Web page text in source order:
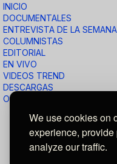
We use cookies on
experience,
analyze our traffic.
INICIO
DOCUMENTALES
ENTREVISTA DE LA SEMANA
COLUMNISTAS
EDITORIAL
EN VIVO
VIDEOS TREND
DESCARGAS
OPINION